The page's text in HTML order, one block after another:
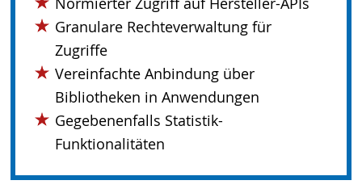
Granulare Rechteverwaltung für
Zugriffe
Vereinfachte Anbindung über
Bibliotheken in Anwendungen
Gegebenenfalls Statistik-
Funktionalitäten